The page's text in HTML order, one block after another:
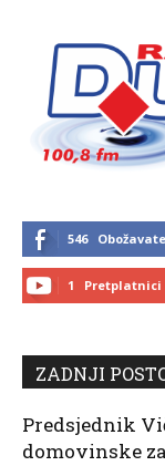
546
1 Pretplatnici
ZADNJI
Predsjednik
domovinske